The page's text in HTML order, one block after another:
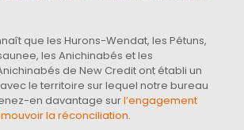
que les Hurons-Wendat, les Pétuns,
les Anichinabés et les
de New Credit ont établi un
le territoire sur lequel notre bureau
en davantage surl’engagement
la réconciliation.